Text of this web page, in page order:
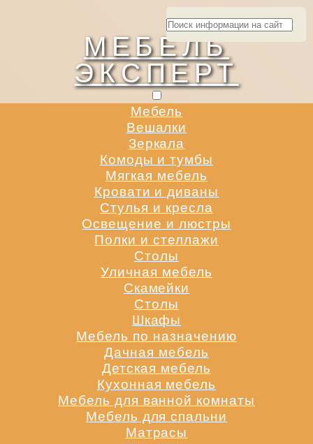
МЕБЕЛЬ
ЭКСПЕРТ
Мебель
Вешалки
Зеркала
Комоды и тумбы
Мягкая мебель
Кровати и диваны
Стулья и кресла
Освещение и люстры
Полки и стеллажи
Столы
Уличная мебель
Скамейки
Столы
Шкафы
Мебель по назначению
Дачная мебель
Детская мебель
Кухонная мебель
Мебель для ванной комнаты
Мебель для спальни
Матрасы